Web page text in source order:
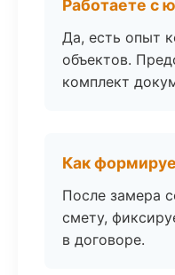
Работаете с
Да, есть опыт
объектов.
комплект
Как
После замера
смету,
в договоре.